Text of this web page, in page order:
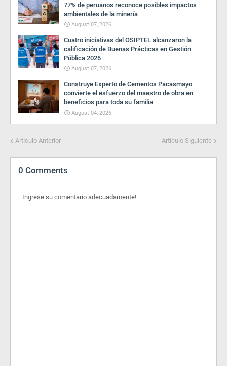
77% de peruanos reconoce posibles impactos
ambientales de la minería
August 07, 2026
Cuatro iniciativas del OSIPTEL alcanzaron la
calificación de Buenas Prácticas en Gestión
Pública 2026
August 07, 2026
Construye Experto de Cementos Pacasmayo
convierte el esfuerzo del maestro de obra en
beneficios para toda su familia
August 04, 2026
Artículo Anterior Artículo Siguiente
0 Comments
Ingrese su comentario adecuadamente!